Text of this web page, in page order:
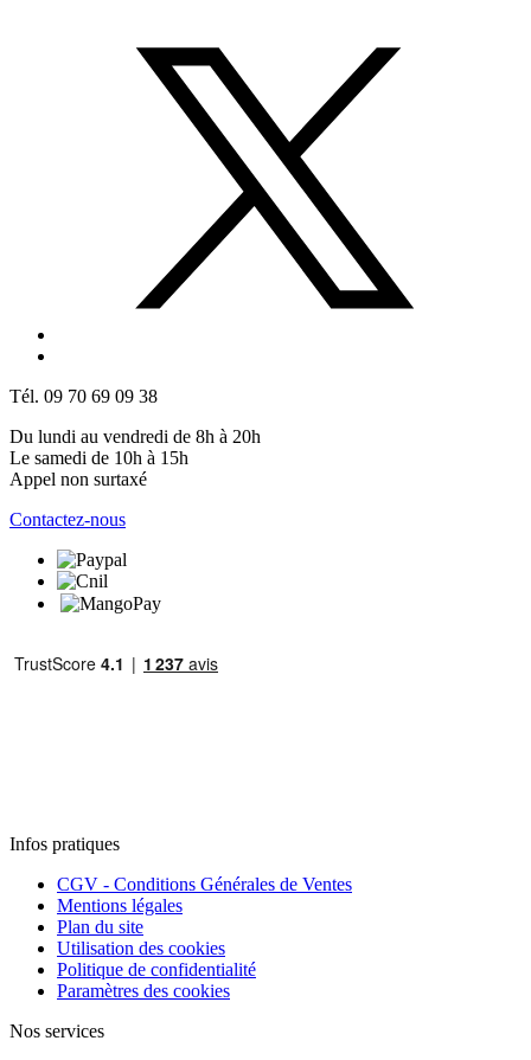
Tél. 09 70 69 09 38
Du lundi au vendredi de 8h à 20h
Le samedi de 10h à 15h
Appel non surtaxé
Contactez-nous
Infos pratiques
CGV - Conditions Générales de Ventes
Mentions légales
Plan du site
Utilisation des cookies
Politique de confidentialité
Paramètres des cookies
Nos services